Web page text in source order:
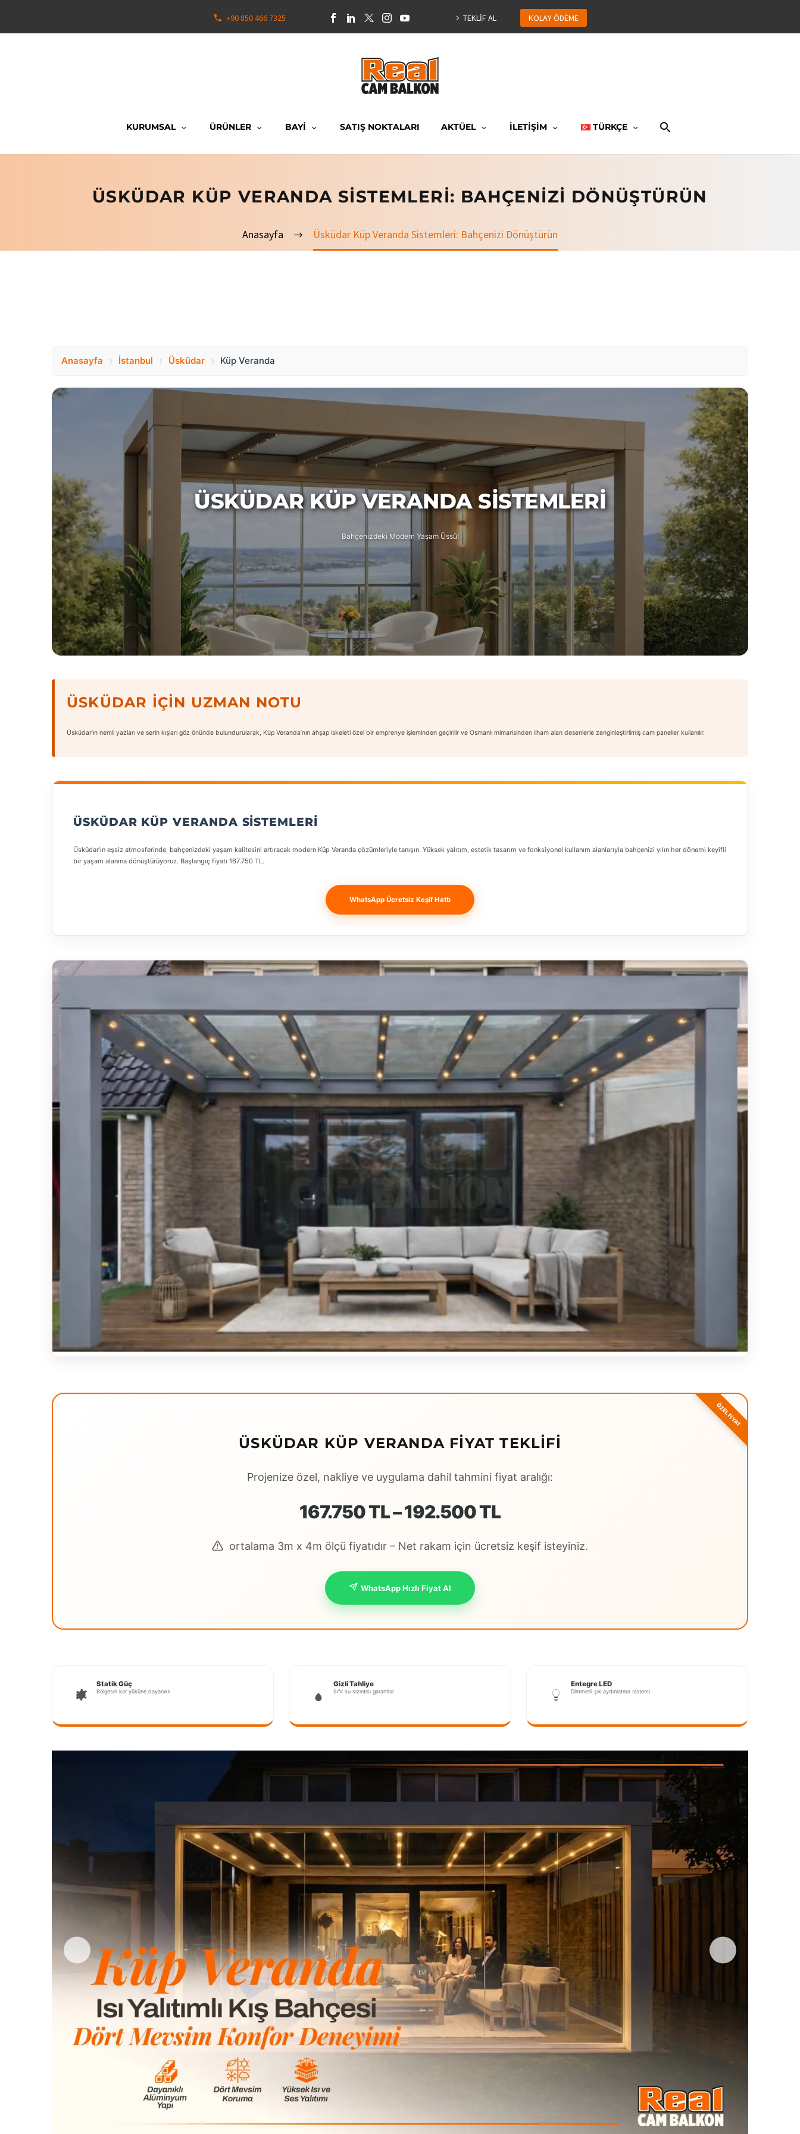
+90 850 466 7325 TEKLİF AL KOLAY ÖDEME
KURUMSAL ÜRÜNLER BAYİ SATIŞ NOKTALARI AKTÜEL İLETİŞİM TÜRKÇE
ÜSKÜDAR KÜP VERANDA SISTEMLERI: BAHÇENIZI DÖNÜŞTÜRÜN
Anasayfa Üsküdar Küp Veranda Sistemleri: Bahçenizi Dönüştürün
Anasayfa › İstanbul › Üsküdar › Küp Veranda
ÜSKÜDAR KÜP VERANDA SISTEMLERI
Bahçenizdeki Modern Yaşam Üssü!
ÜSKÜDAR İÇIN UZMAN NOTU
Üsküdar’ın nemli yazları ve serin kışları göz önünde bulundurularak, Küp Veranda’nın ahşap iskeleti özel bir emprenye işleminden geçirilir ve Osmanlı mimarisinden ilham alan desenlerle zenginleştirilmiş cam paneller kullanılır.
ÜSKÜDAR KÜP VERANDA SISTEMLERI
Üsküdar’ın eşsiz atmosferinde, bahçenizdeki yaşam kalitesini artıracak modern Küp Veranda çözümleriyle tanışın. Yüksek yalıtım, estetik tasarım ve fonksiyonel kullanım alanlarıyla bahçenizi yılın her dönemi keyifli
bir yaşam alanına dönüştürüyoruz. Başlangıç fiyatı 167.750 TL.
WhatsApp Ücretsiz Keşif Hattı
ÜSKÜDAR KÜP VERANDA FIYAT TEKLIFI
Projenize özel, nakliye ve uygulama dahil tahmini fiyat aralığı:
167.750 TL – 192.500 TL
ortalama 3m x 4m ölçü fiyatıdır – Net rakam için ücretsiz keşif isteyiniz.
WhatsApp Hızlı Fiyat Al
Statik Güç
Bölgesel kar yüküne dayanıklı
Gizli Tahliye
Sıfır su sızıntısı garantisi
Entegre LED
Dimmerli şık aydınlatma sistemi